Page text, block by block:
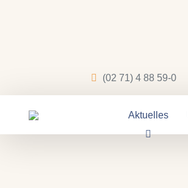
(02 71) 4 88 59-0
Aktuelles